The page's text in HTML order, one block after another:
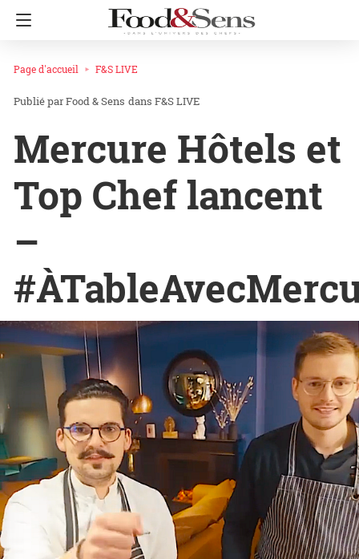
Page d'accueil F&S LIVE
Food & Sens dans F&S LIVE
Mercure Hôtels et
Top Chef lancent
–